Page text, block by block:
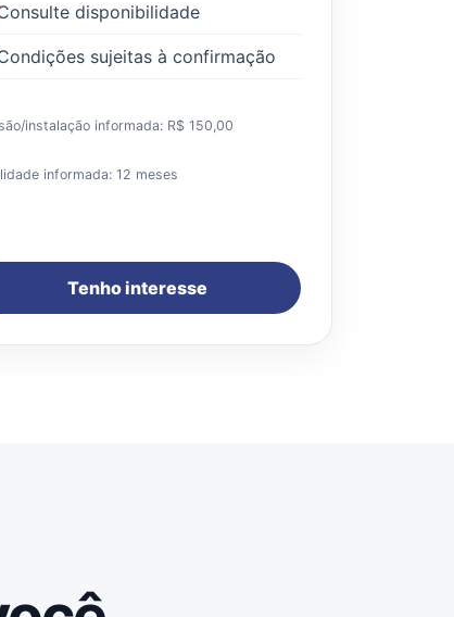
disponibilidade
sujeitas à confirmação
instalação informada: R$ 150,00
informada: 12 meses
Tenho interesse